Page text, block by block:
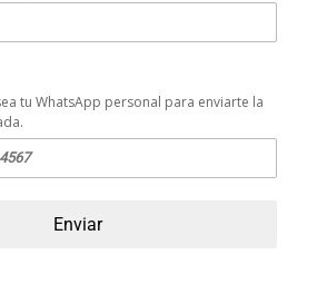
tu WhatsApp personal para enviarte la
Enviar